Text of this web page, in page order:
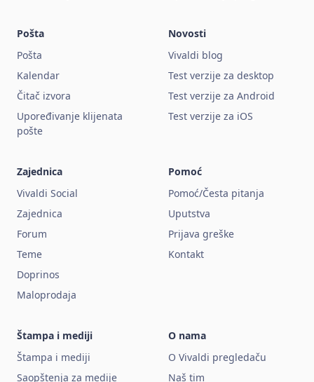
Pošta
Pošta
Kalendar
Čitač izvora
Upoređivanje klijenata
pošte
Novosti
Vivaldi blog
Test verzije za desktop
Test verzije za Android
Test verzije za iOS
Zajednica
Vivaldi Social
Zajednica
Forum
Teme
Doprinos
Maloprodaja
Pomoć
Pomoć/Česta pitanja
Uputstva
Prijava greške
Kontakt
Štampa i mediji
Štampa i mediji
Saopštenja za medije
O nama
O Vivaldi pregledaču
Naš tim